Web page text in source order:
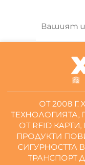
ОТ 2008 Г.
ТЕХНОЛОГИЯТА,
ОТ RFID
ПРОДУКТИ
СИГУРНОСТТА
ТРАНСПОРТ